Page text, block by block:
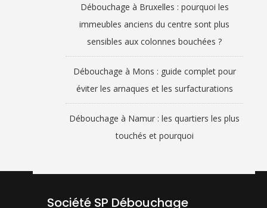
Débouchage à Bruxelles : pourquoi les
immeubles anciens du centre sont plus
sensibles aux colonnes bouchées ?
Débouchage à Mons : guide complet pour
éviter les arnaques et les surfacturations
Débouchage à Namur : les quartiers les plus
touchés et pourquoi
Société SP Débouchage